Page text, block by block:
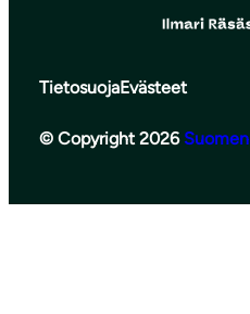
TietosuojaEvästeet
© Copyright 2026